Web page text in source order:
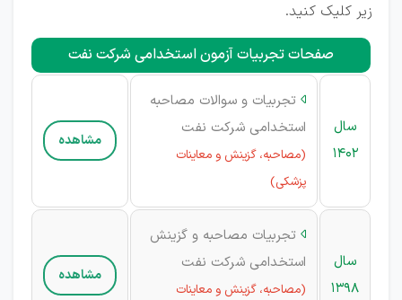
زیر کلیک کنید.
صفحات تجربیات آزمون استخدامی شرکت نفت
سال
1402
 تجربیات و سوالات مصاحبه
استخدامی شرکت نفت
(مصاحبه، گزینش و معاینات
پزشکی)
مشاهده
سال
1398
 تجربیات مصاحبه و گزینش
استخدامی شرکت نفت
(مصاحبه، گزینش و معاینات
مشاهده